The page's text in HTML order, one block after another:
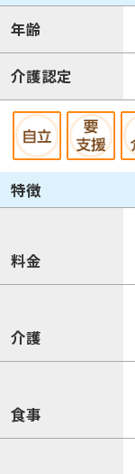
年齢
介護認定
特徴
料金
介護
食事